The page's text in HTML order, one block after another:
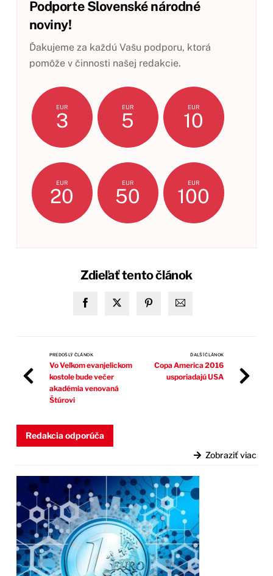
Podporte Slovenské národné
noviny!
Ďakujeme za každú Vašu podporu, ktorá
pomôže v činnosti našej redakcie.
EUR
3
EUR
5
EUR
10
EUR
20
EUR
50
EUR
100
Zdieľať tento článok
PREDOŠLÝ ČLÁNOK
Vo Veľkom evanjelickom
kostole bude večer
akadémia venovaná
Štúrovi
ĎALŠÍ ČLÁNOK
Copa America 2016
usporiadajú USA
Redakcia odporúča
Zobraziť viac